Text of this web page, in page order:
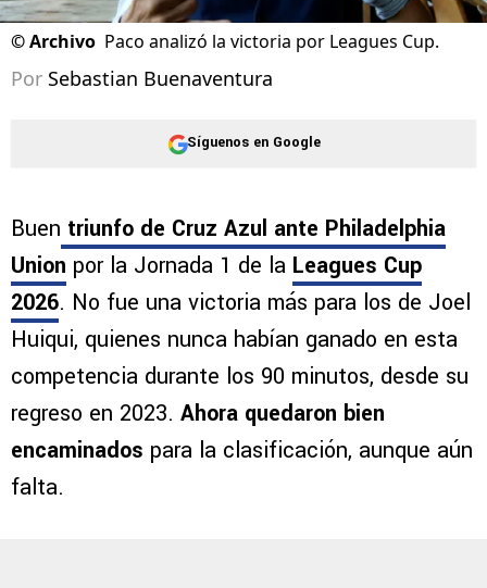
©Archivo Paco analizó la victoria por Leagues Cup.
Por Sebastian Buenaventura
Síguenos en Google
Buen triunfo de Cruz Azul ante Philadelphia
Union por la Jornada 1 de la Leagues Cup
2026. No fue una victoria más para los de Joel
Huiqui, quienes nunca habían ganado en esta
competencia durante los 90 minutos, desde su
regreso en 2023. Ahora quedaron bien
encaminados para la clasificación, aunque aún
falta.